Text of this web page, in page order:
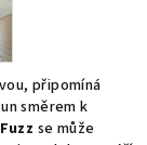
připomíná
směrem k
se může